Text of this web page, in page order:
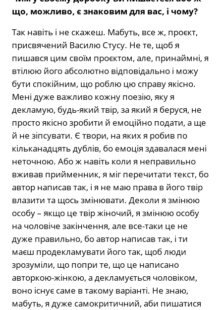
що, можливо, є знаковим для вас, і чому?
Так навіть і не скажеш. Мабуть, все ж, проєкт,
присвячений Василю Стусу. Не те, щоб я
пишався цим своїм проєктом, але, принаймні, я
втілюю його абсолютно відповідально і можу
бути спокійним, що роблю цю справу якісно.
Мені дуже важливо кожну поезію, яку я
декламую, будь-який твір, за який я беруся, не
просто якісно зробити й емоційно подати, а ще
й не зіпсувати. Є твори, на яких я робив по
кільканадцять дублів, бо емоція здавалася мені
неточною. Або ж навіть коли я неправильно
вживав прийменник, я міг перечитати текст, бо
автор написав так, і я не маю права в його твір
влазити та щось змінювати. Деколи я змінюю
особу – якщо це твір жіночий, я змінюю особу
на чоловіче закінчення, але все-таки це не
дуже правильно, бо автор написав так, і ти
маєш продекламувати його так, щоб люди
зрозуміли, що попри те, що це написано
авторкою-жінкою, а декламується чоловіком,
воно існує саме в такому варіанті. Не знаю,
мабуть, я дуже самокритичний, аби пишатися